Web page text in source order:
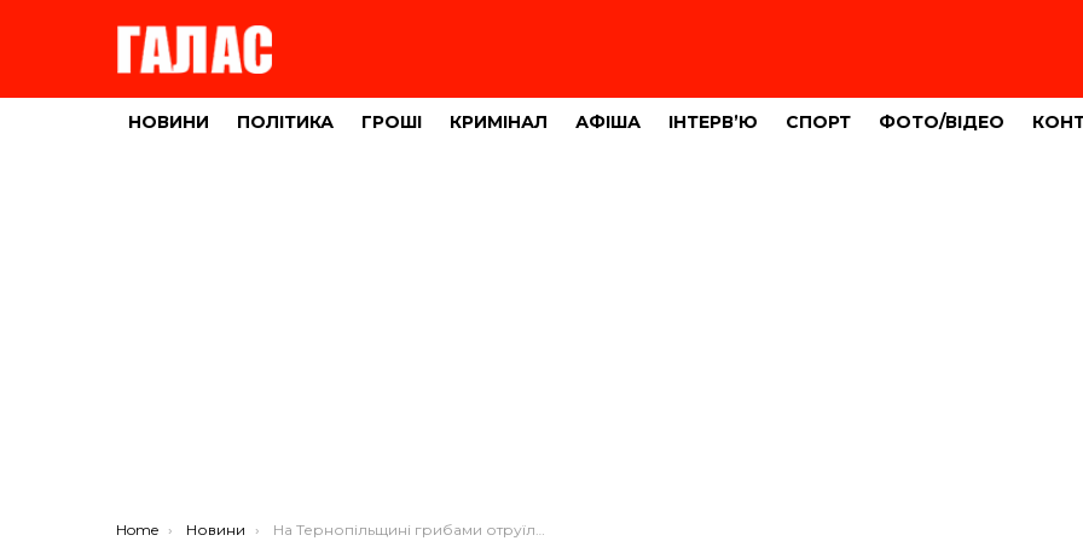
НОВИНИ ПОЛІТИКА ГРОШІ КРИМІНАЛ АФІША ІНТЕРВ’Ю СПОРТ ФОТО/ВІДЕО
You are here:
Home Новини На Тернопільщині грибами отруїлися уже троє людей